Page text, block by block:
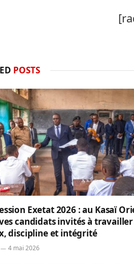
POSTS
Exetat 2026 : au Kasaï
candidats invités à travailler
discipline et intégrité
4 mai 2026